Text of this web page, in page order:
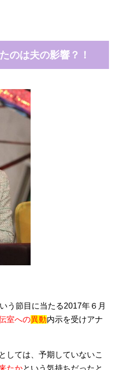
のは夫の影響？！
う節目に当たる2017年６月
室への異動内示を受けアナ
しては、予期していないこ
たかという気持ちだったと